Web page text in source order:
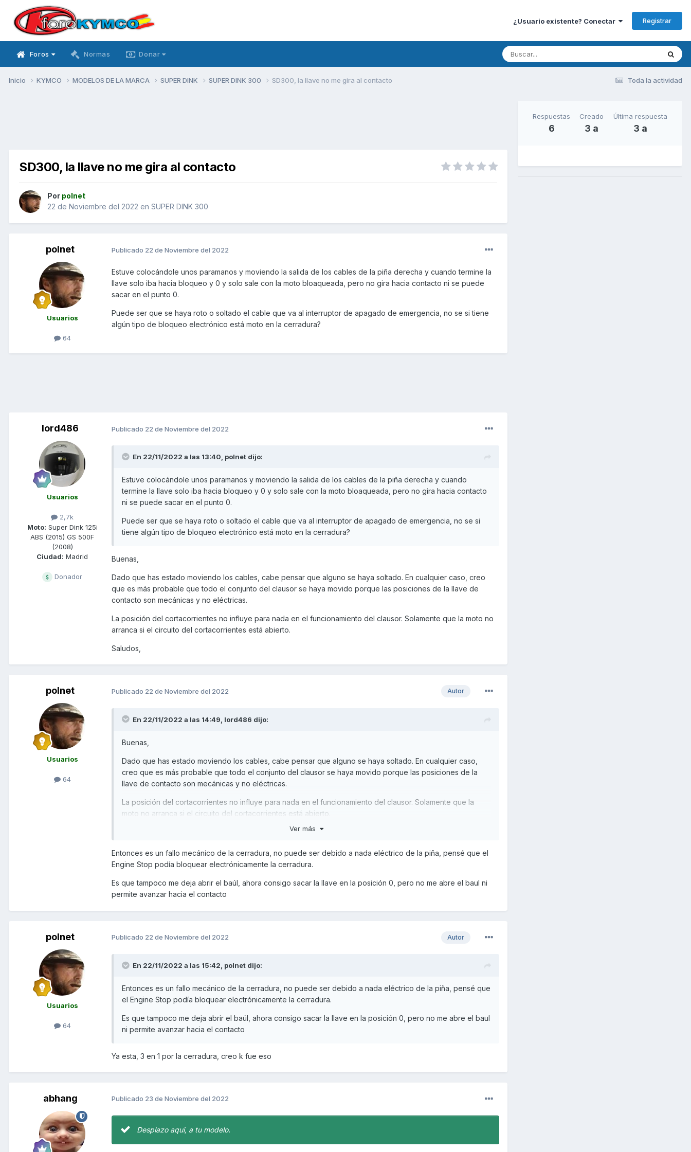
¿Usuario existente? Conectar Registrar
Foros Normas Donar
Toda la actividad
Inicio KYMCO MODELOS DE LA MARCA SUPER DINK SUPER DINK 300 SD300, la llave no me gira al contacto
SD300, la llave no me gira al contacto
Por polnet
22 de Noviembre del 2022 en SUPER DINK 300
polnet
Usuarios
64
Publicado 22 de Noviembre del 2022
Estuve colocándole unos paramanos y moviendo la salida de los cables de la piña derecha y cuando termine la
llave solo iba hacia bloqueo y 0 y solo sale con la moto bloaqueada, pero no gira hacia contacto ni se puede
sacar en el punto 0.
Puede ser que se haya roto o soltado el cable que va al interruptor de apagado de emergencia, no se si tiene
algún tipo de bloqueo electrónico está moto en la cerradura?
lord486
Usuarios
2,7k
Moto: Super Dink 125i
ABS (2015) GS 500F
(2008)
Ciudad: Madrid
Donador
Publicado 22 de Noviembre del 2022
En 22/11/2022 a las 13:40, polnet dijo:
Estuve colocándole unos paramanos y moviendo la salida de los cables de la piña derecha y cuando
termine la llave solo iba hacia bloqueo y 0 y solo sale con la moto bloaqueada, pero no gira hacia contacto
ni se puede sacar en el punto 0.
Puede ser que se haya roto o soltado el cable que va al interruptor de apagado de emergencia, no se si
tiene algún tipo de bloqueo electrónico está moto en la cerradura?
Buenas,
Dado que has estado moviendo los cables, cabe pensar que alguno se haya soltado. En cualquier caso, creo
que es más probable que todo el conjunto del clausor se haya movido porque las posiciones de la llave de
contacto son mecánicas y no eléctricas.
La posición del cortacorrientes no influye para nada en el funcionamiento del clausor. Solamente que la moto no
arranca si el circuito del cortacorrientes está abierto.
Saludos,
polnet
Usuarios
64
Autor
Publicado 22 de Noviembre del 2022
En 22/11/2022 a las 14:49, lord486 dijo:
Buenas,
Dado que has estado moviendo los cables, cabe pensar que alguno se haya soltado. En cualquier caso,
creo que es más probable que todo el conjunto del clausor se haya movido porque las posiciones de la
llave de contacto son mecánicas y no eléctricas.
La posición del cortacorrientes no influye para nada en el funcionamiento del clausor. Solamente que la
moto no arranca si el circuito del cortacorrientes está abierto.
Ver más
Entonces es un fallo mecánico de la cerradura, no puede ser debido a nada eléctrico de la piña, pensé que el
Engine Stop podía bloquear electrónicamente la cerradura.
Es que tampoco me deja abrir el baúl, ahora consigo sacar la llave en la posición 0, pero no me abre el baul ni
permite avanzar hacia el contacto
polnet
Usuarios
64
Autor
Publicado 22 de Noviembre del 2022
En 22/11/2022 a las 15:42, polnet dijo:
Entonces es un fallo mecánico de la cerradura, no puede ser debido a nada eléctrico de la piña, pensé que
el Engine Stop podía bloquear electrónicamente la cerradura.
Es que tampoco me deja abrir el baúl, ahora consigo sacar la llave en la posición 0, pero no me abre el baul
ni permite avanzar hacia el contacto
Ya esta, 3 en 1 por la cerradura, creo k fue eso
abhang Publicado 23 de Noviembre del 2022
Desplazo aqui, a tu modelo.
Respuestas
6
Creado
3 a
Última respuesta
3 a